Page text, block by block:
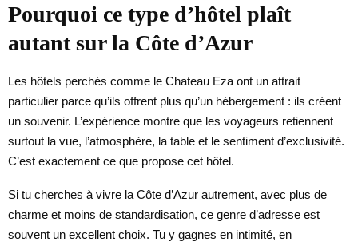
Pourquoi ce type d’hôtel plaît
autant sur la Côte d’Azur
Les hôtels perchés comme le Chateau Eza ont un attrait
particulier parce qu’ils offrent plus qu’un hébergement : ils créent
un souvenir. L’expérience montre que les voyageurs retiennent
surtout la vue, l’atmosphère, la table et le sentiment d’exclusivité.
C’est exactement ce que propose cet hôtel.
Si tu cherches à vivre la Côte d’Azur autrement, avec plus de
charme et moins de standardisation, ce genre d’adresse est
souvent un excellent choix. Tu y gagnes en intimité, en